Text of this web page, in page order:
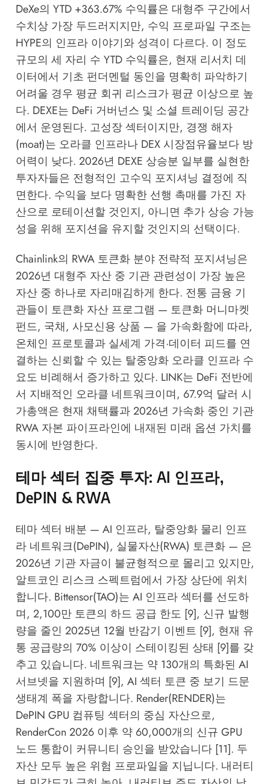
DeXe의 YTD +363.67% 수익률은 대형주 구간에서
수치상 가장 두드러지지만, 수익 프로파일 구조는
HYPE의 인프라 이야기와 성격이 다르다. 이 정도
규모의 세 자리 수 YTD 수익률은, 현재 리서치 데
이터에서 기초 펀더멘털 동인을 명확히 파악하기
어려울 경우 평균 회귀 리스크가 평균 이상으로 높
다. DEXE는 DeFi 거버넌스 및 소셜 트레이딩 공간
에서 운영된다. 고성장 섹터이지만, 경쟁 해자
(moat)는 오라클 인프라나 DEX 시장점유율보다 방
어력이 낮다. 2026년 DEXE 상승분 일부를 실현한
투자자들은 전형적인 고수익 포지셔닝 결정에 직
면한다. 수익을 보다 명확한 선행 촉매를 가진 자
산으로 로테이션할 것인지, 아니면 추가 상승 가능
성을 위해 포지션을 유지할 것인지의 선택이다.
Chainlink의 RWA 토큰화 분야 전략적 포지셔닝은
2026년 대형주 자산 중 기관 관련성이 가장 높은
자산 중 하나로 자리매김하게 한다. 전통 금융 기
관들이 토큰화 자산 프로그램 — 토큰화 머니마켓
펀드, 국채, 사모신용 상품 — 을 가속화함에 따라,
온체인 프로토콜과 실세계 가격·데이터 피드를 연
결하는 신뢰할 수 있는 탈중앙화 오라클 인프라 수
요도 비례해서 증가하고 있다. LINK는 DeFi 전반에
서 지배적인 오라클 네트워크이며, 67.9억 달러 시
가총액은 현재 채택률과 2026년 가속화 중인 기관
RWA 자본 파이프라인에 내재된 미래 옵션 가치를
동시에 반영한다.
테마 섹터 집중 투자: AI 인프라,
DePIN & RWA
테마 섹터 배분 — AI 인프라, 탈중앙화 물리 인프
라 네트워크(DePIN), 실물자산(RWA) 토큰화 — 은
2026년 기관 자금이 불균형적으로 몰리고 있지만,
알트코인 리스크 스펙트럼에서 가장 상단에 위치
합니다. Bittensor(TAO)는 AI 인프라 섹터를 선도하
며, 2,100만 토큰의 하드 공급 한도 [9], 신규 발행
량을 줄인 2025년 12월 반감기 이벤트 [9], 현재 유
통 공급량의 70% 이상이 스테이킹된 상태 [9]를 갖
추고 있습니다. 네트워크는 약 130개의 특화된 AI
서브넷을 지원하며 [9], AI 섹터 토큰 중 보기 드문
생태계 폭을 자랑합니다. Render(RENDER)는
DePIN GPU 컴퓨팅 섹터의 중심 자산으로,
RenderCon 2026 이후 약 60,000개의 신규 GPU
노드 통합이 커뮤니티 승인을 받았습니다 [11]. 두
자산 모두 높은 위험 프로파일을 지닙니다. 내러티